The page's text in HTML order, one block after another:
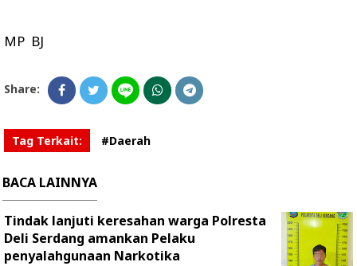
MP BJ
Share:
Tag Terkait: #Daerah
BACA LAINNYA
Tindak lanjuti keresahan warga Polresta
Deli Serdang amankan Pelaku
penyalahgunaan Narkotika